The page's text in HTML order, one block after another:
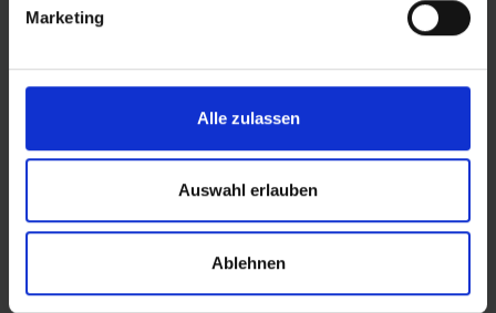
Marketing
Alle zulassen
Auswahl erlauben
Ablehnen
VERWECHSLUNG AUSGESCHLOSSEN
: Alle Schwalbe
eindeutig als “TLE” oder “TUBE ONLY”-Reifen
DETAILS / PRODUKTDATEN